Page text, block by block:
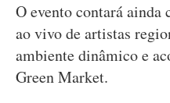
O evento contará ainda
ao vivo de artistas
ambiente dinâmico e
Green Market.